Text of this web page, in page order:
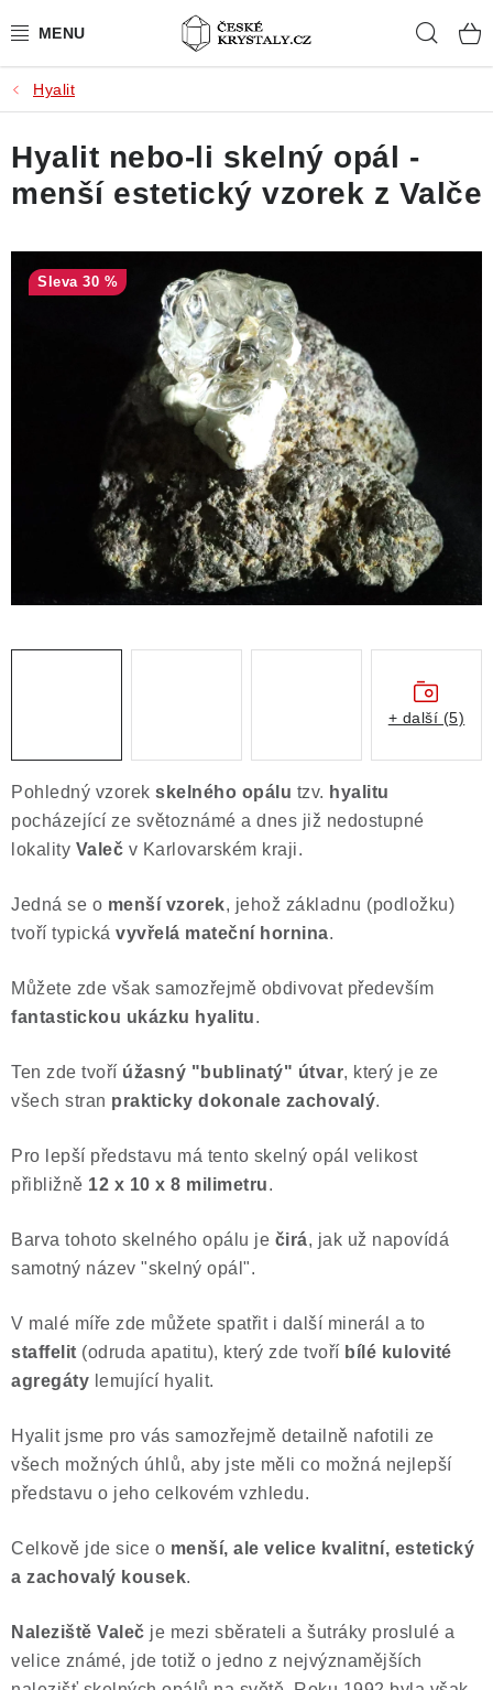
na
PŘÍRODNÍ KAMENY
BROUŠENÉ KAMENY
MISTROVSKÉ KRYSTALY
ŠPERKY S KAMENY
VIDEOGALERIE
Obchodní podmínky
Podmínky ochrany osobních údajů
Poučení o právu na odstoupení od smlouvy
Puncovní značky
Výkup minerálů a drahých kamenů
Kontakt
Hyalit
Pohledný vzorek skelného opálu tzv. hyalitu
pocházející ze světoznámé a dnes již nedostupné
lokality Valeč v Karlovarském kraji.
Jedná se o menší vzorek, jehož základnu (podložku)
tvoří typická vyvřelá mateční hornina.
Můžete zde však samozřejmě obdivovat především
fantastickou ukázku hyalitu.
Ten zde tvoří úžasný "bublinatý" útvar, který je ze
všech stran prakticky dokonale zachovalý.
Pro lepší představu má tento skelný opál velikost
přibližně 12 x 10 x 8 milimetru.
Barva tohoto skelného opálu je čirá, jak už napovídá
samotný název "skelný opál".
V malé míře zde můžete spatřit i další minerál a to
staffelit (odruda apatitu), který zde tvoří bílé kulovité
agregáty lemující hyalit.
Hyalit jsme pro vás samozřejmě detailně nafotili ze
všech možných úhlů, aby jste měli co možná nejlepší
představu o jeho celkovém vzhledu.
Celkově jde sice o menší, ale velice kvalitní, estetický
a zachovalý kousek.
Naleziště Valeč je mezi sběrateli a šutráky proslulé a
velice známé, jde totiž o jedno z nejvýznamějších
Hyalit nebo-li skelný opál -
menší estetický vzorek z Valče
30 %
+ další (5)